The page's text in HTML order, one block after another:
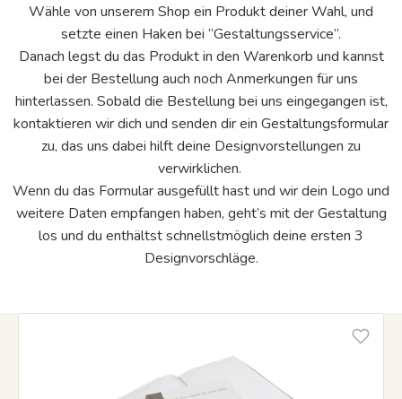
Wähle von unserem Shop ein Produkt deiner Wahl, und
setzte einen Haken bei “Gestaltungsservice”.
Danach legst du das Produkt in den Warenkorb und kannst
bei der Bestellung auch noch Anmerkungen für uns
hinterlassen. Sobald die Bestellung bei uns eingegangen ist,
kontaktieren wir dich und senden dir ein Gestaltungsformular
zu, das uns dabei hilft deine Designvorstellungen zu
verwirklichen.
Wenn du das Formular ausgefüllt hast und wir dein Logo und
weitere Daten empfangen haben, geht’s mit der Gestaltung
los und du enthältst schnellstmöglich deine ersten 3
Designvorschläge.